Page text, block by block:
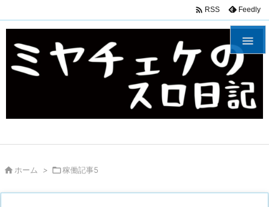

 RSS Feedly
 ホーム > 稼働記事5